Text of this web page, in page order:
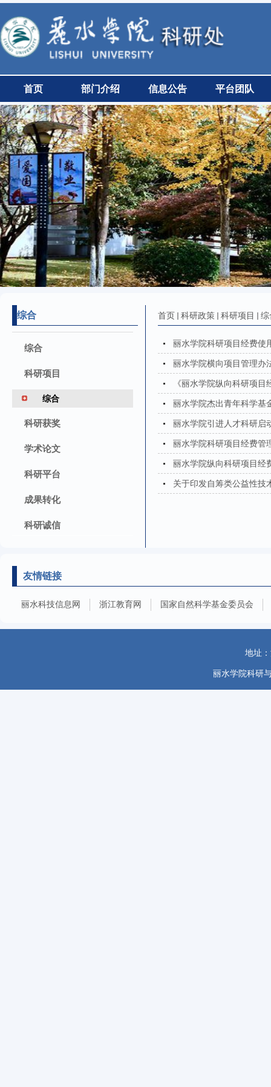
首页 部门介绍 信息公告 平台团队
综合
综合
科研项目
综合
科研获奖
学术论文
科研平台
成果转化
科研诚信
首页 科研政策 科研项目 综
丽水学院科研项目经费使
丽水学院横向项目管理办
《丽水学院纵向科研项
丽水学院杰出青年科学基
丽水学院引进人才科研启
丽水学院科研项目经费管
丽水学院纵向科研项目经
关于印发自筹类公益性技
友情链接
丽水科技信息网 浙江教育网 国家自然科学基金委员会
地址
丽水学院科研